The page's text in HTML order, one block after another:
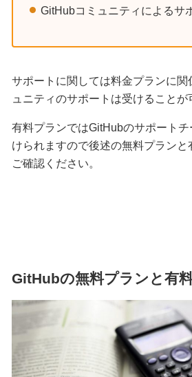
GitHubコミュニティによるサ
サポートに関しては料金プランに関
ュニティのサポートは受けることが
有料プランではGitHubのサポート
けられますので後述の無料プランと
ご確認ください。
GitHubの無料プランと有